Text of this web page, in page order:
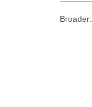
Broader: